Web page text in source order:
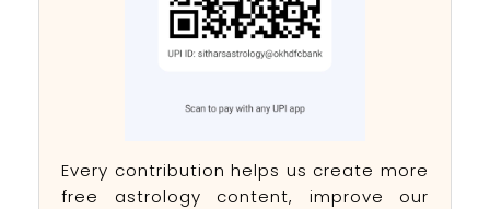
Every contribution helps us create more
free astrology content, improve our